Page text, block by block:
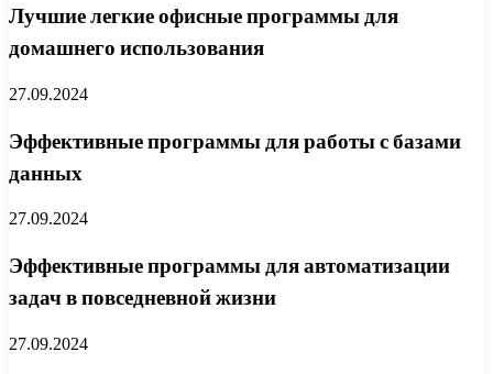
Лучшие легкие офисные программы для
домашнего использования
27.09.2024
Эффективные программы для работы с базами
данных
27.09.2024
Эффективные программы для автоматизации
задач в повседневной жизни
27.09.2024